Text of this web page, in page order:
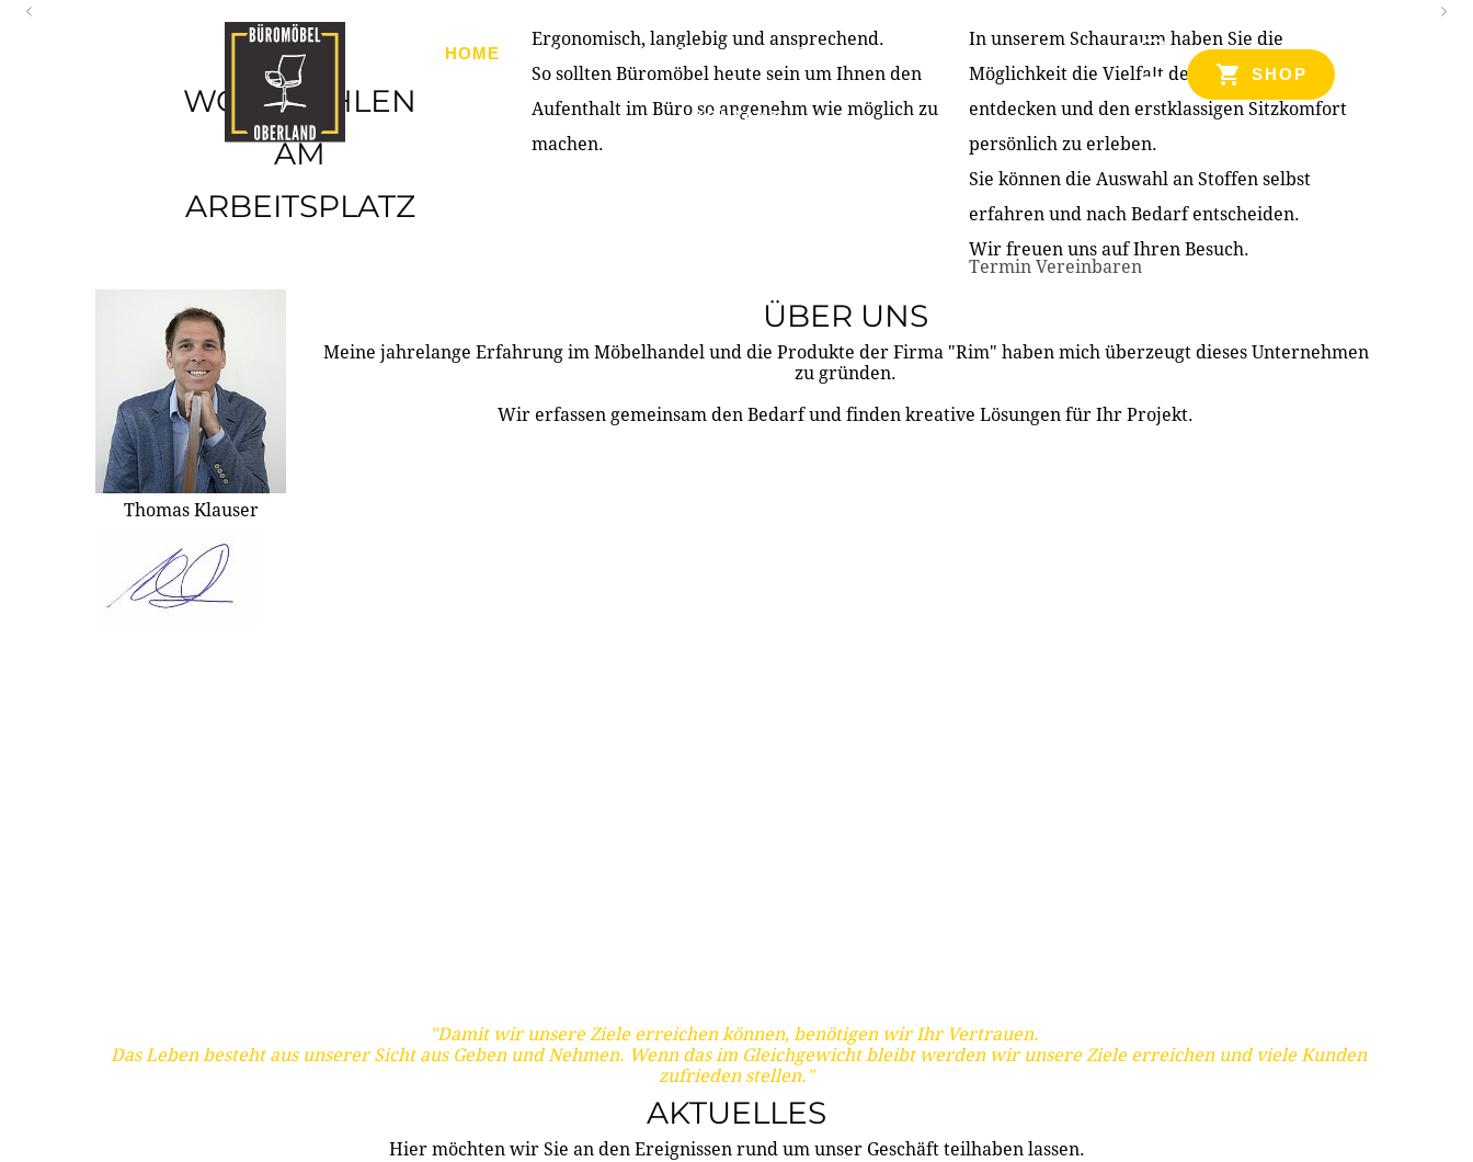
HOME PRODUKTE ÜBER UNS PARTNER & REFERENZEN
KONTAKT
SHOP
WOHLFÜHLEN
AM
ARBEITSPLATZ
Ergonomisch, langlebig und ansprechend.
So sollten Büromöbel heute sein um Ihnen den
Aufenthalt im Büro so angenehm wie möglich zu
machen.
In unserem Schauraum haben Sie die
Möglichkeit die Vielfalt der Produkte zu
entdecken und den erstklassigen Sitzkomfort
persönlich zu erleben.
Sie können die Auswahl an Stoffen selbst
erfahren und nach Bedarf entscheiden.
Wir freuen uns auf Ihren Besuch.
Termin Vereinbaren
Thomas Klauser
ÜBER UNS
Meine jahrelange Erfahrung im Möbelhandel und die Produkte der Firma "Rim" haben mich überzeugt dieses Unternehmen
zu gründen.
Wir erfassen gemeinsam den Bedarf und finden kreative Lösungen für Ihr Projekt.
"Damit wir unsere Ziele erreichen können, benötigen wir Ihr Vertrauen.
Das Leben besteht aus unserer Sicht aus Geben und Nehmen. Wenn das im Gleichgewicht bleibt werden wir unsere Ziele erreichen und viele Kunden
zufrieden stellen."
AKTUELLES
Hier möchten wir Sie an den Ereignissen rund um unser Geschäft teilhaben lassen.